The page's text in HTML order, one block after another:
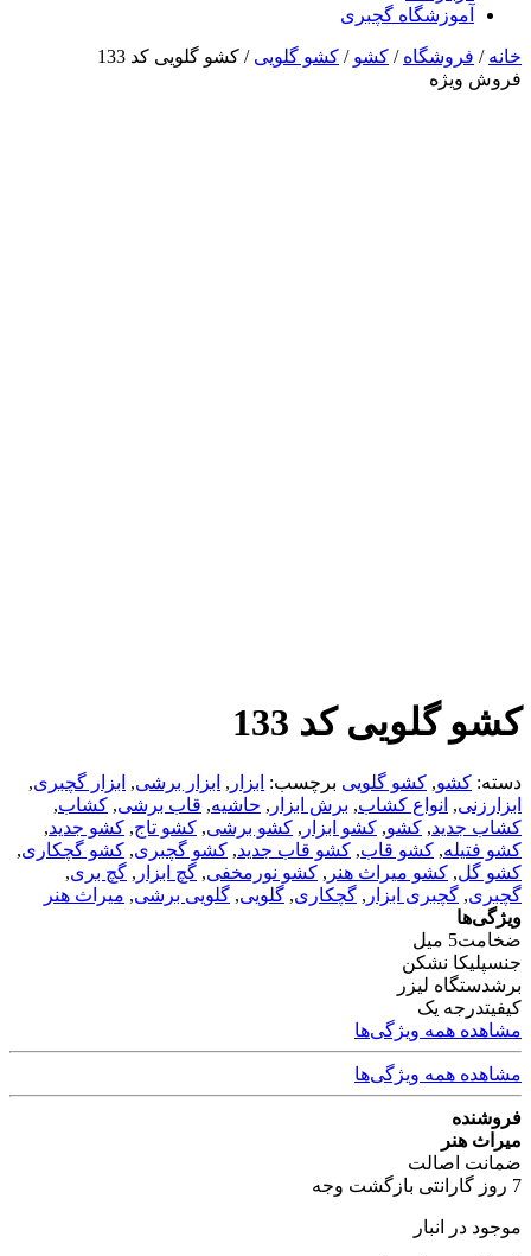
آموزشگاه گچبری
خانه / فروشگاه / کشو / کشو گلویی / کشو گلویی کد 133
فروش ویژه
کشو گلویی کد 133
دسته: کشو, کشو گلویی برچسب: ابزار , ابزار برشی, ابزار گچبری,
ابزارزنی, انواع کشاب, برش ابزار , حاشیه, قاب برشی, کشاب,
کشاب جدید, کشو, کشو ابزار , کشو برشی, کشو تاج, کشو جدید,
کشو فتیله, کشو قاب, کشو قاب جدید, کشو گچبری, کشو گچکاری,
کشو گل, کشو میراث هنر , کشو نورمخفی, گچ ابزار , گچ بری,
گچبری, گچبری ابزار , گچکاری, گلویی, گلویی برشی, میراث هنر
ویژگی‌ها
ضخامت5 میل
جنسپلیکا نشکن
برشدستگاه لیزر
کیفیتدرجه یک
مشاهده همه ویژگی‌ها
مشاهده همه ویژگی‌ها
فروشنده
میراث هنر
ضمانت اصالت
7 روز گارانتی بازگشت وجه
موجود در انبار